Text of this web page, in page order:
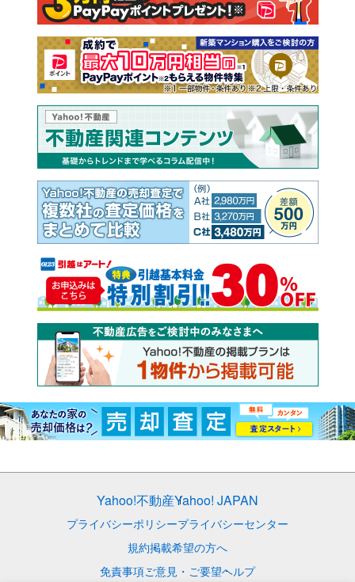
売却査定
Yahoo!不動産Yahoo! JAPAN
プライバシーポリシープライバシーセンター
規約掲載希望の方へ
免責事項ご意見・ご要望ヘルプ